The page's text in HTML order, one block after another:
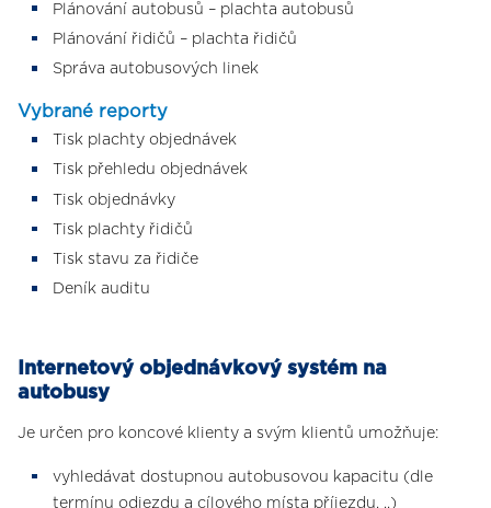
Plánování autobusů – plachta autobusů
Plánování řidičů – plachta řidičů
Správa autobusových linek
Vybrané reporty
Tisk plachty objednávek
Tisk přehledu objednávek
Tisk objednávky
Tisk plachty řidičů
Tisk stavu za řidiče
Deník auditu
Internetový objednávkový systém na
autobusy
Je určen pro koncové klienty a svým klientů umožňuje:
vyhledávat dostupnou autobusovou kapacitu (dle
termínu odjezdu a cílového místa příjezdu, ..)